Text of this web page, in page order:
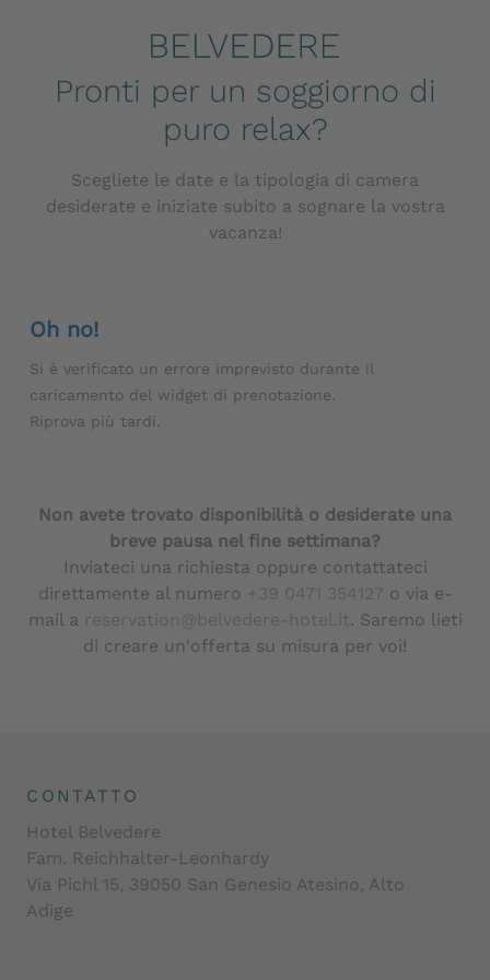
Pronti per un soggiorno di
puro relax?
Scegliete le date e la tipologia di camera
desiderate e iniziate subito a sognare la vostra
vacanza!
Oh no!
Si è verificato un errore imprevisto durante il
caricamento del widget di prenotazione.
Riprova più tardi.
Non avete trovato disponibilità o desiderate una
breve pausa nel fine settimana?
Inviateci una richiesta oppure contattateci
direttamente al numero +39 0471 354127 o via e-
mail a reservation@belvedere-hotel.it. Saremo lieti
di creare un'offerta su misura per voi!
CONTATTO
Hotel Belvedere
Fam. Reichhalter-Leonhardy
Via Pichl 15, 39050 San Genesio Atesino, Alto
Adige